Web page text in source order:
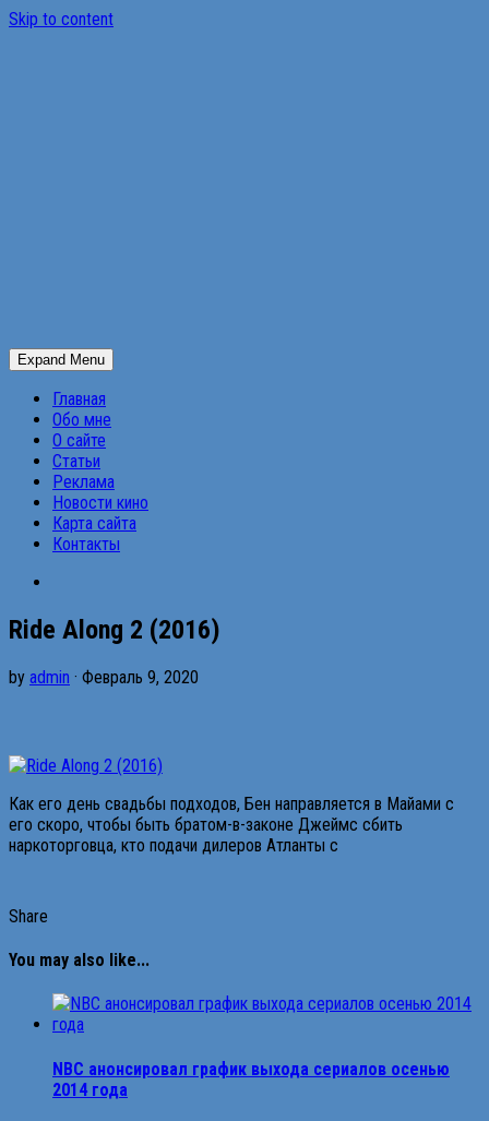
Skip to content
Expand Menu
Главная
Обо мне
О сайте
Статьи
Реклама
Новости кино
Карта сайта
Контакты
Ride Along 2 (2016)
by admin · Февраль 9, 2020
Как его день свадьбы подходов, Бен направляется в Майами с
его скоро, чтобы быть братом-в-законе Джеймс сбить
наркоторговца, кто подачи дилеров Атланты с
Share
You may also like...
NBC анонсировал график выхода сериалов осенью
2014 года